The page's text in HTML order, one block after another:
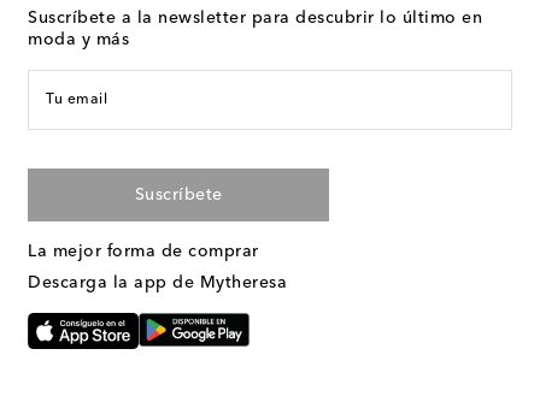
Suscríbete a la newsletter para descubrir lo último en
moda y más
Tu email
Suscríbete
La mejor forma de comprar
Descarga la app de Mytheresa